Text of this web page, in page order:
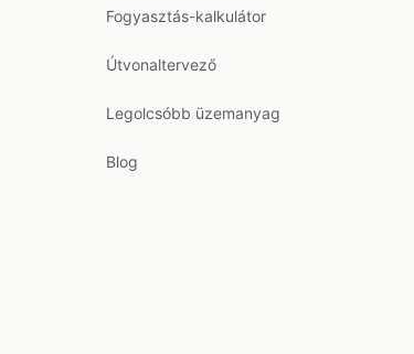
Fogyasztás-kalkulátor
Útvonaltervező
Legolcsóbb üzemanyag
Blog